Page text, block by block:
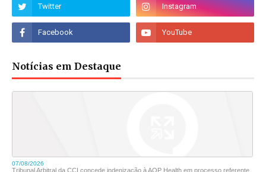
Notícias em Destaque